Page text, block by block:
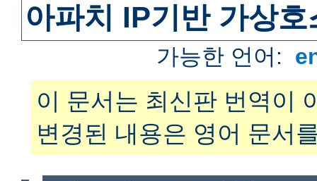
아파치 IP기반 가상
가능한 언어:
이 문서는 최신판 번역이
변경된 내용은 영어 문서